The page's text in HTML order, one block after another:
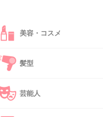
+104
+4
美容・コスメ
髪型
芸能人